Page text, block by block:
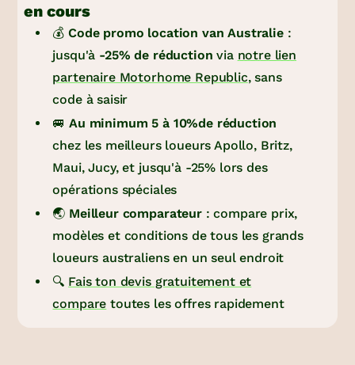
en cours
💰Code promo location van Australie:
jusqu'à -25% de réduction via notre lien
partenaire Motorhome Republic, sans
code à saisir
🚐Au minimum 5 à 10%de réduction
chez les meilleurs loueurs Apollo, Britz,
Maui, Jucy, et jusqu'à -25% lors des
opérations spéciales
🌏 Meilleur comparateur: compare prix,
modèles et conditions de tous les grands
loueurs australiens en un seul endroit
🔍 Fais ton devis gratuitement et
compare toutes les offres rapidement